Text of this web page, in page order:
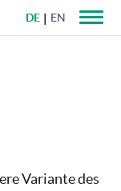
DE EN
Variante des